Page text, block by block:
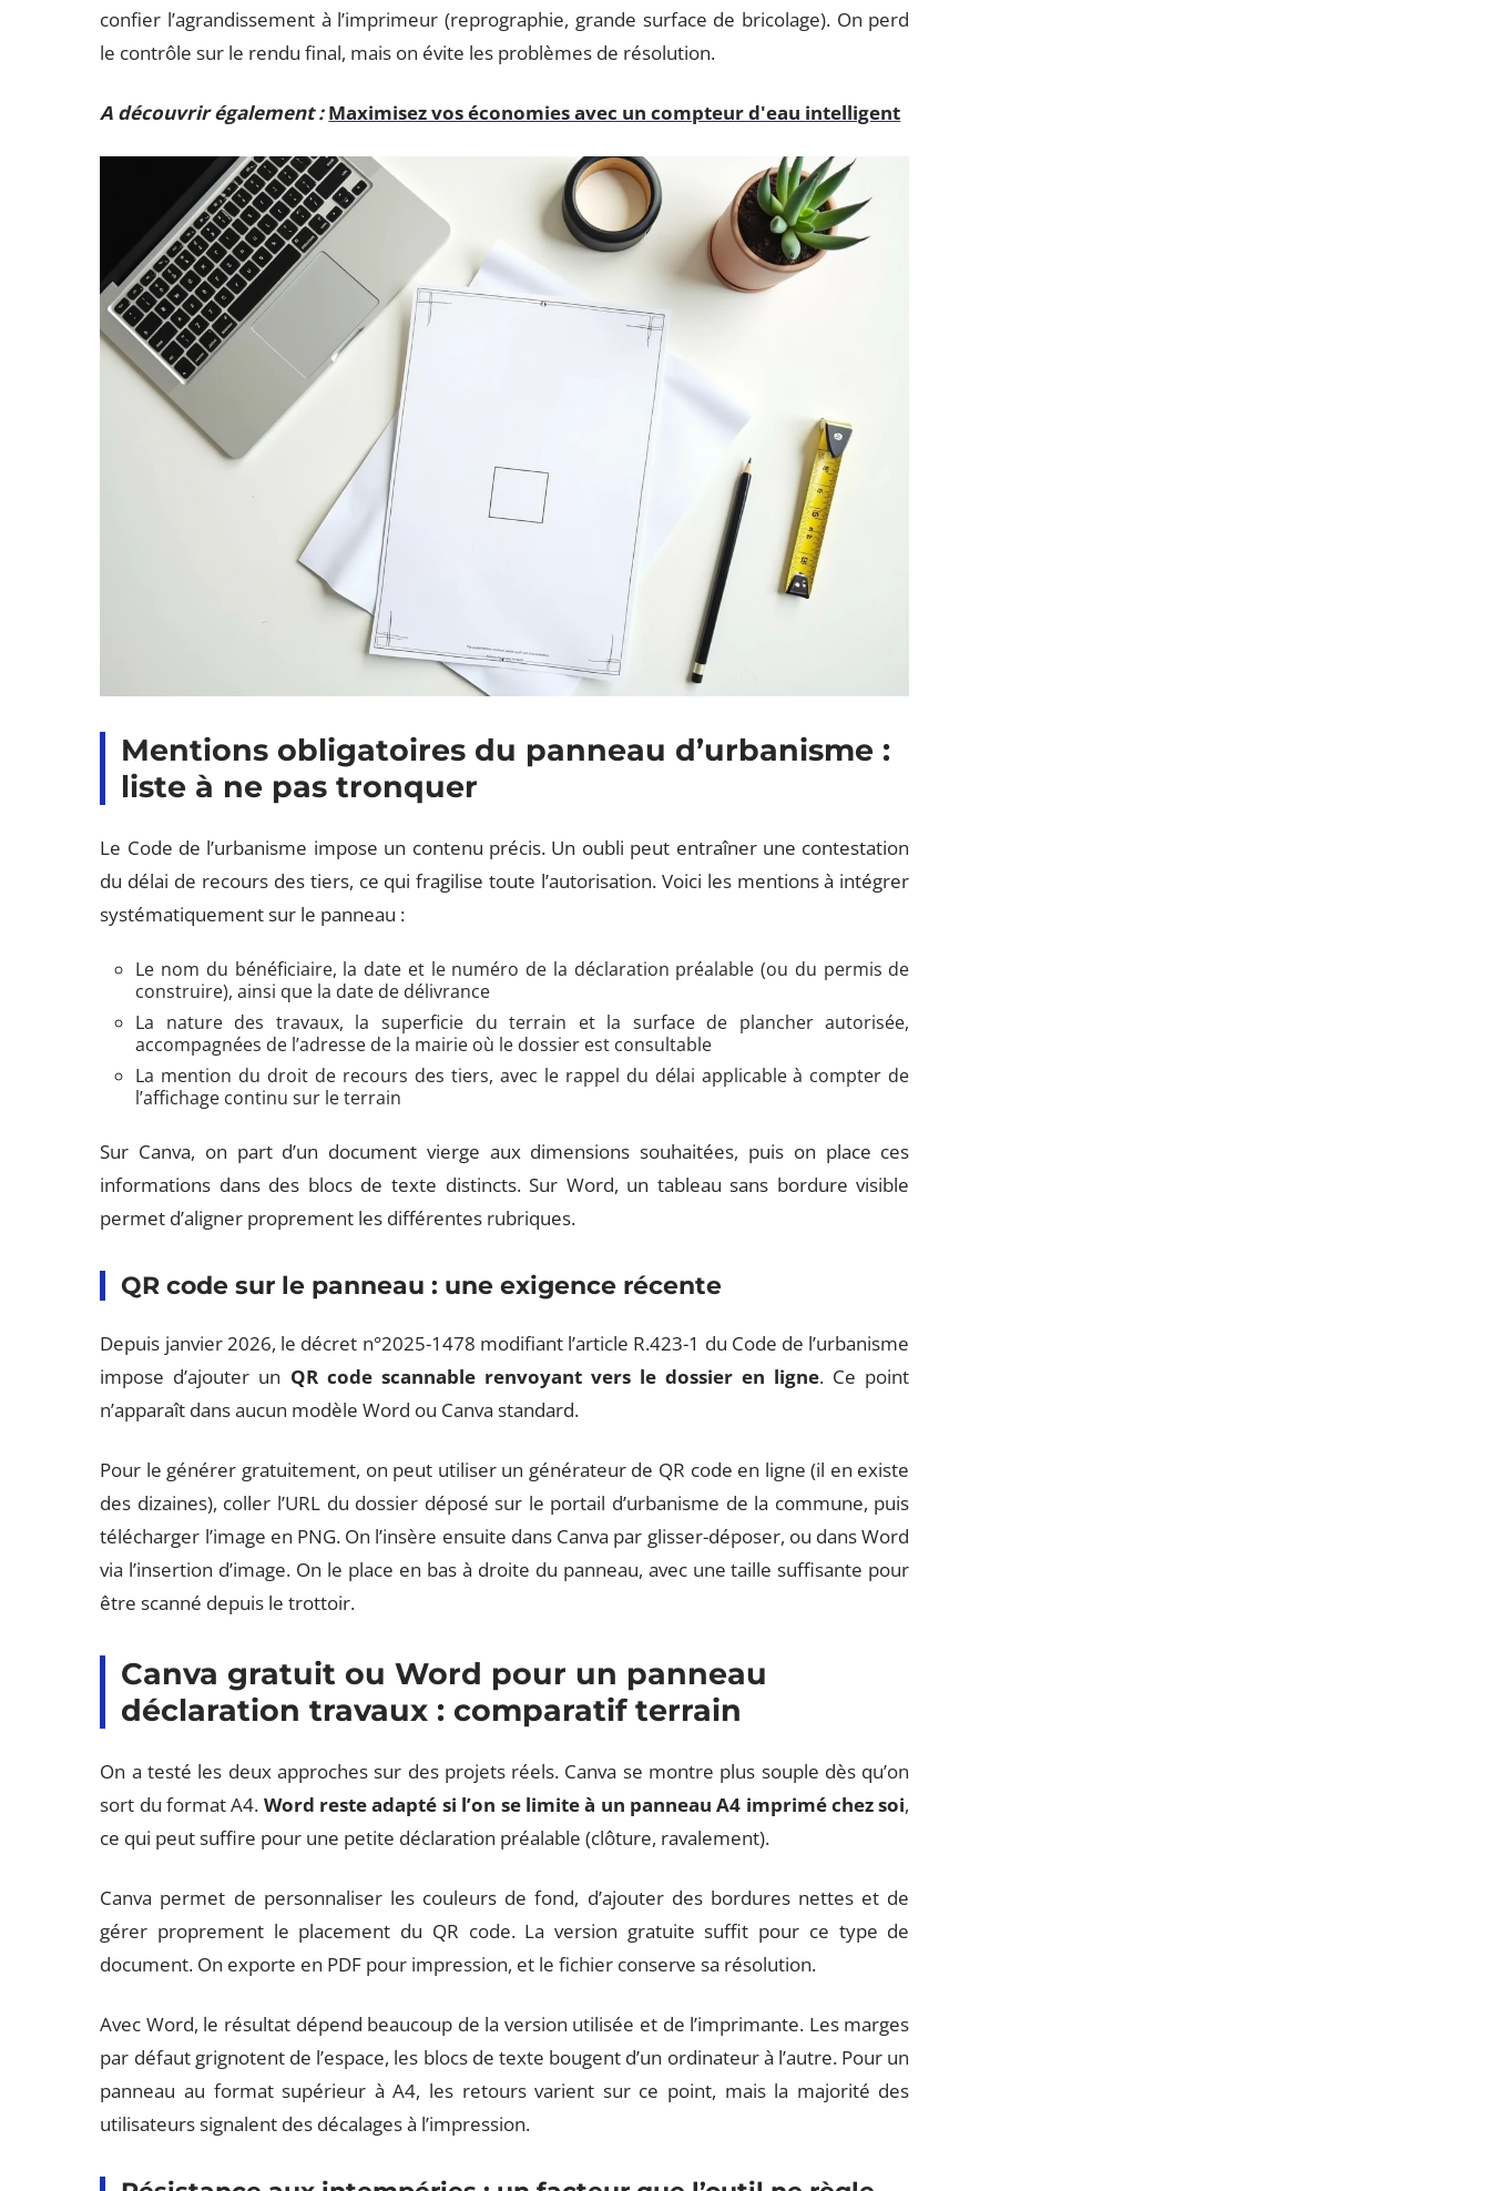
confier l’agrandissement à l’imprimeur (reprographie, grande surface de bricolage). On perd
le contrôle sur le rendu final, mais on évite les problèmes de résolution.
A découvrir également : Maximisez vos économies avec un compteur d'eau intelligent
Mentions obligatoires du panneau d’urbanisme :
liste à ne pas tronquer
Le Code de l’urbanisme impose un contenu précis. Un oubli peut entraîner une contestation
du délai de recours des tiers, ce qui fragilise toute l’autorisation. Voici les mentions à intégrer
systématiquement sur le panneau :
Le nom du bénéficiaire, la date et le numéro de la déclaration préalable (ou du permis de
construire), ainsi que la date de délivrance
La nature des travaux, la superficie du terrain et la surface de plancher autorisée,
accompagnées de l’adresse de la mairie où le dossier est consultable
La mention du droit de recours des tiers, avec le rappel du délai applicable à compter de
l’affichage continu sur le terrain
Sur Canva, on part d’un document vierge aux dimensions souhaitées, puis on place ces
informations dans des blocs de texte distincts. Sur Word, un tableau sans bordure visible
permet d’aligner proprement les différentes rubriques.
QR code sur le panneau : une exigence récente
Depuis janvier 2026, le décret n°2025-1478 modifiant l’article R.423-1 du Code de l’urbanisme
impose d’ajouter un QR code scannable renvoyant vers le dossier en ligne. Ce point
n’apparaît dans aucun modèle Word ou Canva standard.
Pour le générer gratuitement, on peut utiliser un générateur de QR code en ligne (il en existe
des dizaines), coller l’URL du dossier déposé sur le portail d’urbanisme de la commune, puis
télécharger l’image en PNG. On l’insère ensuite dans Canva par glisser-déposer, ou dans Word
via l’insertion d’image. On le place en bas à droite du panneau, avec une taille suffisante pour
être scanné depuis le trottoir.
Canva gratuit ou Word pour un panneau
déclaration travaux : comparatif terrain
On a testé les deux approches sur des projets réels. Canva se montre plus souple dès qu’on
sort du format A4. Word reste adapté si l’on se limite à un panneau A4 imprimé chez soi,
ce qui peut suffire pour une petite déclaration préalable (clôture, ravalement).
Canva permet de personnaliser les couleurs de fond, d’ajouter des bordures nettes et de
gérer proprement le placement du QR code. La version gratuite suffit pour ce type de
document. On exporte en PDF pour impression, et le fichier conserve sa résolution.
Avec Word, le résultat dépend beaucoup de la version utilisée et de l’imprimante. Les marges
par défaut grignotent de l’espace, les blocs de texte bougent d’un ordinateur à l’autre. Pour un
panneau au format supérieur à A4, les retours varient sur ce point, mais la majorité des
utilisateurs signalent des décalages à l’impression.